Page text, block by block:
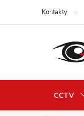
Kontakty
CCTV